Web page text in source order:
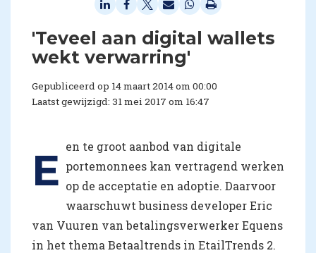
'Teveel aan digital wallets
wekt verwarring'
Gepubliceerd op 14 maart 2014 om 00:00
Laatst gewijzigd: 31 mei 2017 om 16:47
E en te groot aanbod van digitale
portemonnees kan vertragend werken
op de acceptatie en adoptie. Daarvoor
waarschuwt business developer Eric
van Vuuren van betalingsverwerker Equens
in het thema Betaaltrends in EtailTrends 2.